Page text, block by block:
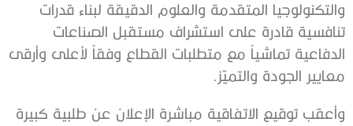
والتكنولوجيا المتقدمة والعلوم الدقيقة لبناء قدرات
تنافسية قادرة على استشراف مستقبل الصناعات
الدفاعية تماشياً مع متطلبات القطاع وفقاً لأعلى وأرقى
معايير الجودة والتميّز.
وأعقب توقيع الاتفاقية مباشرة الإعلان عن طلبية كبيرة